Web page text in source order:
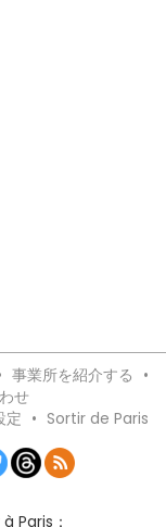
事業所を紹介する •
せ
定 • Sortir de Paris
Paris：